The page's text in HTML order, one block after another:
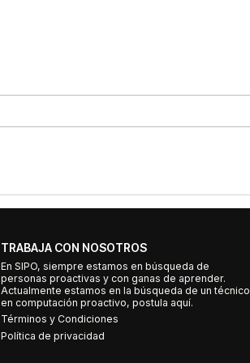
TRABAJA CON NOSOTROS
En SIPO, siempre estamos en búsqueda de
personas proactivas y con ganas de aprender.
Actualmente estamos en la búsqueda de un técnico
en computación proactivo, postula aquí.
Términos y Condiciones
Política de privacidad